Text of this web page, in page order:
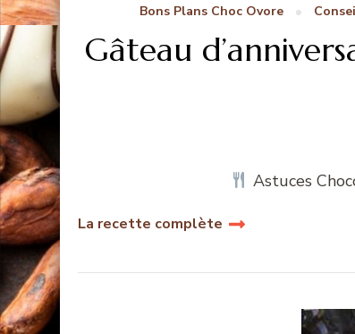
Bons Plans Choc Ovore
Gâteau
Astuces
La recette complète